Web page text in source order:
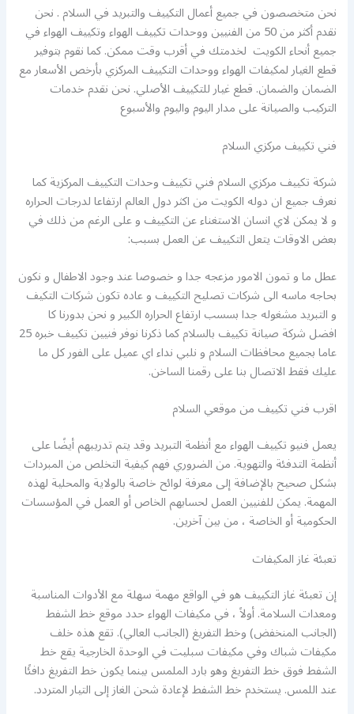
نحن متخصصون في جميع أعمال التكييف والتبريد في السلام . نحن
نقدم أكثر من 50 من الفنيين ووحدات تكييف الهواء وتكييف الهواء في
جميع أنحاء الكويت لخدمتك في أقرب وقت ممكن. كما نقوم بتوفير
قطع الغيار لمكيفات الهواء ووحدات التكييف المركزي بأرخص الأسعار مع
الضمان والضمان. قطع غيار للتكييف الأصلي. نحن نقدم خدمات
التركيب والصيانة على مدار اليوم واليوم والأسبوع
فني تكييف مركزي السلام
شركة تكييف مركزي السلام فني تكييف وحدات التكييف المركزية كما
نعرف جميع ان دوله الكويت من اكثر دول العالم ارتفاعا لدرجات الحراره
و لا يمكن لاي انسان الاستغناء عن التكييف و على الرغم من ذلك في
بعض الاوقات يتعل التكييف عن العمل بسبب:
عطل ما و تمون الامور مزعجه جدا و خصوصا عند وجود الاطفال و نكون
بحاجه ماسه الى شركات تصليح التكييف و عاده تكون شركات التكيف
و التبريد مشغوله جدا بسسب ارتفاع الحراره الكبير و نحن بدورنا كا
افضل شركة صيانة تكييف بالسلام كما ذكرنا نوفر فنيين تكييف خبره 25
عاما بجميع محافظات السلام و نلبي نداء اي عميل على الفور كل ما
عليك فقط الاتصال بنا على رقمنا الساخن.
اقرب فني تكييف من موقعي السلام
يعمل فنيو تكييف الهواء مع أنظمة التبريد وقد يتم تدريبهم أيضًا على
أنظمة التدفئة والتهوية. من الضروري فهم كيفية التخلص من المبردات
بشكل صحيح بالإضافة إلى معرفة لوائح خاصة بالولاية والمحلية لهذه
المهمة. يمكن للفنيين العمل لحسابهم الخاص أو العمل في المؤسسات
الحكومية أو الخاصة ، من بين آخرين.
تعبئة غاز المكيفات
إن تعبئة غاز التكييف هو في الواقع مهمة سهلة مع الأدوات المناسبة
ومعدات السلامة. أولاً ، في مكيفات الهواء حدد موقع خط الشفط
(الجانب المنخفض) وخط التفريغ (الجانب العالي). تقع هذه خلف
مكيفات شباك وفي مكيفات سبليت في الوحدة الخارجية يقع خط
الشفط فوق خط التفريغ وهو بارد الملمس بينما يكون خط التفريغ دافئًا
عند اللمس. يستخدم خط الشفط لإعادة شحن الغاز إلى التيار المتردد.